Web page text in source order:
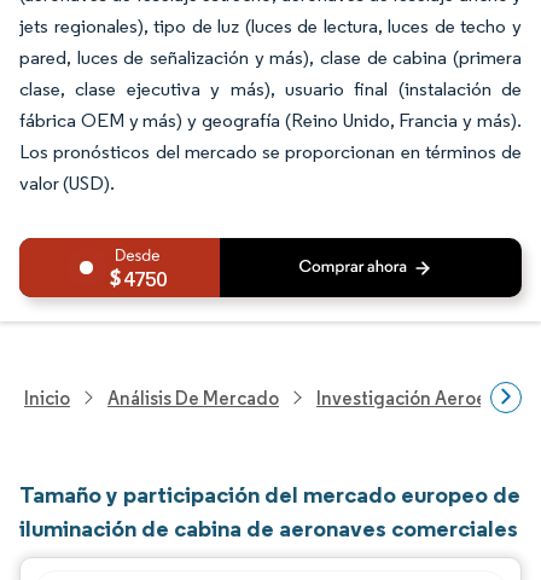
jets regionales), tipo de luz (luces de lectura, luces de techo y
pared, luces de señalización y más), clase de cabina (primera
clase, clase ejecutiva y más), usuario final (instalación de
fábrica OEM y más) y geografía (Reino Unido, Francia y más).
Los pronósticos del mercado se proporcionan en términos de
valor (USD).
4750
Inicio Análisis De Mercado Investigación
Tamaño y participación del mercado europeo de
iluminación de cabina de aeronaves comerciales